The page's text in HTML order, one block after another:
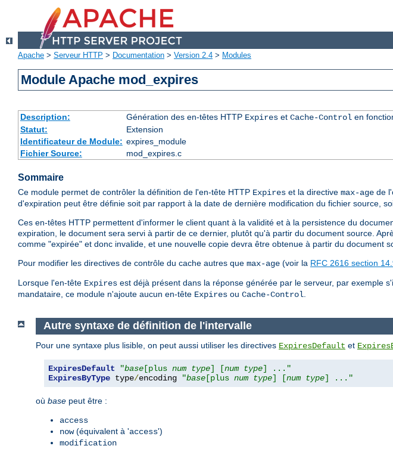
Apache > Serveur HTTP > Documentation > Version 2.4 > Modules
Module Apache mod_expires
Description: Génération des en-têtes HTTP Expireset Cache-Controlen
Statut:
Extension
Identificateur de Module: expires_module
Fichier Source:
mod_expires.c
Sommaire
Ce module permet de contrôler la définition de l'en-tête HTTP Expires et la directive max-age de
d'expiration peut être définie soit par rapport à la date de dernière modification du fichier source,
Ces en-têtes HTTP permettent d'informer le client quant à la validité et à la persistence du
expiration, le document sera servi à partir de ce dernier, plutôt qu'à partir du document source.
comme "expirée" et donc invalide, et une nouvelle copie devra être obtenue à partir du document
Pour modifier les directives de contrôle du cache autres que max-age (voir la RFC 2616 section
Lorsque l'en-tête Expires est déjà présent dans la réponse générée par le serveur, par exemple
mandataire, ce module n'ajoute aucun en-tête Expires ou Cache-Control.
Autre syntaxe de définition de l'intervalle
Pour une syntaxe plus lisible, on peut aussi utiliser les directives ExpiresDefault et
ExpiresDefault "base [plus num type] [num type] ..."
ExpiresByType type/encoding "base [plus num type] [num type] ..."
où base peut être :
access
now(équivalent à 'access')
modification